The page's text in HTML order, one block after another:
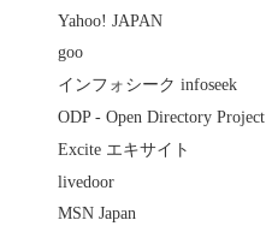
Yahoo! JAPAN
goo
インフォシーク infoseek
ODP - Open Directory Project
Excite エキサイト
livedoor
MSN Japan